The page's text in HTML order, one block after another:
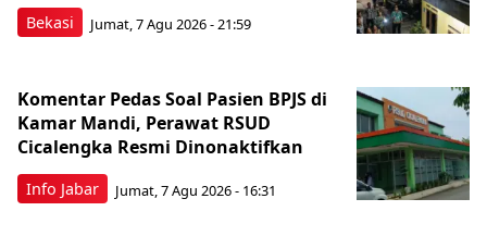
Bekasi Jumat, 7 Agu 2026 - 21:59
Info Jabar
Komentar Pedas Soal Pasien BPJS di
Kamar Mandi, Perawat RSUD
Cicalengka Resmi Dinonaktifkan
Jumat, 7 Agu 2026 - 16:31